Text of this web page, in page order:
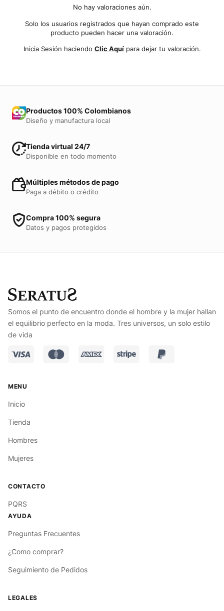
No hay valoraciones aún.
Solo los usuarios registrados que hayan comprado este
producto pueden hacer una valoración.
Inicia Sesión haciendo Clic Aquípara dejar tu valoración.
Productos 100% Colombianos
Diseño y manufactura local
Tienda virtual 24/7
Disponible en todo momento
Múltiples métodos de pago
Paga a débito o crédito
Compra 100% segura
Datos y pagos protegidos
Somos el punto de encuentro donde el hombre y la mujer hallan
el equilibrio perfecto en la moda. Tres universos, un solo estilo
de vida
Inicio
Tienda
Hombres
Mujeres
PQRS
Preguntas Frecuentes
¿Como comprar?
Seguimiento de Pedidos